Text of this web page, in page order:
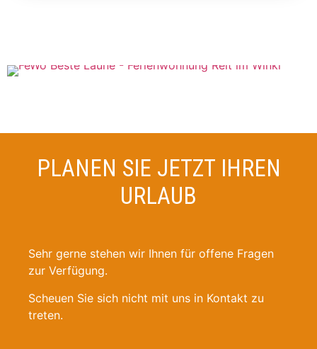
PLANEN SIE JETZT IHREN
URLAUB
Sehr gerne stehen wir Ihnen für offene Fragen
zur Verfügung.
Scheuen Sie sich nicht mit uns in Kontakt zu
treten.